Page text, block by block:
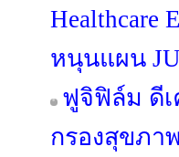
Healthcare
หนุนแผน
ฟูจิฟิล์ม ดีเ
กรองสุขภา